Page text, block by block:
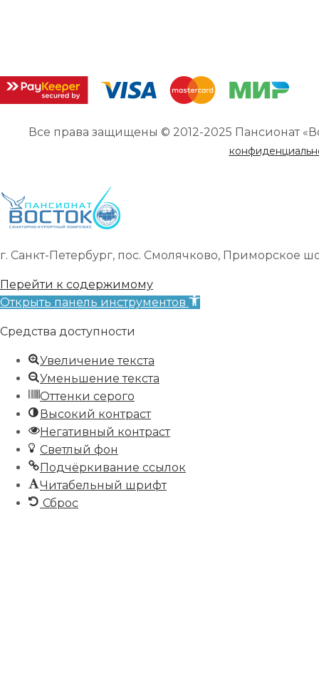
Все права защищены © 2012-2025 Пансионат
г. Санкт-Петербург, пос. Смолячково, Приморское
Перейти к содержимому
Открыть панель инструментов
Средства доступности
Увеличение текста
Уменьшение текста
Оттенки серого
Высокий контраст
Негативный контраст
Светлый фон
Подчёркивание ссылок
Читабельный шрифт
Сброс